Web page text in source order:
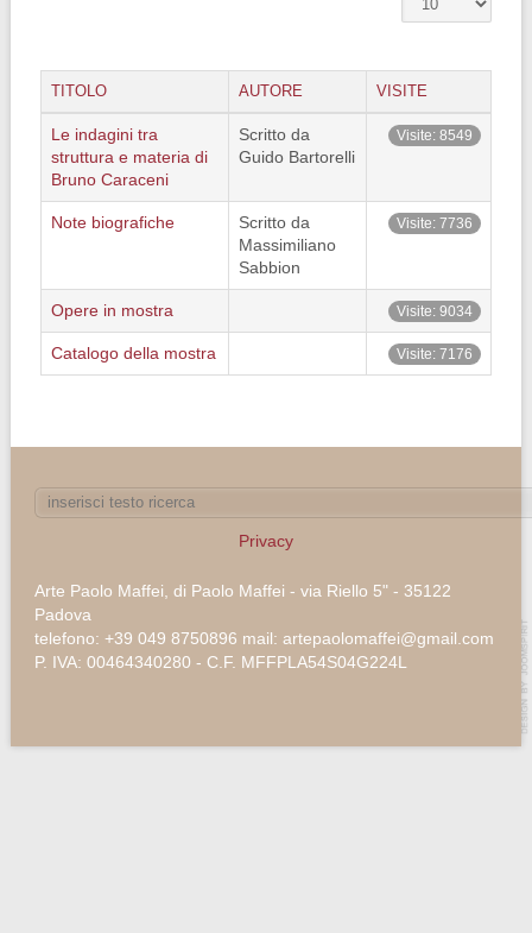
TITOLO AUTORE VISITE
Le indagini tra
struttura e materia di
Bruno Caraceni
Scritto da
Guido Bartorelli
Visite: 8549
Note biografiche
Scritto da
Massimiliano
Sabbion
Visite: 7736
Opere in mostra Visite: 9034
Catalogo della mostra Visite: 7176
Privacy
Arte Paolo Maffei, di Paolo Maffei - via Riello 5" - 35122
Padova
telefono: +39 049 8750896 mail: artepaolomaffei@gmail.com
P. IVA: 00464340280 - C.F. MFFPLA54S04G224L